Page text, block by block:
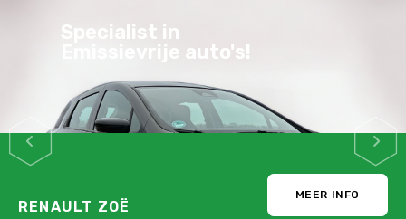
Stijlvol, Praktisch,
Zuinig & Veilig
PEUGEOT E-208
MEER INFO